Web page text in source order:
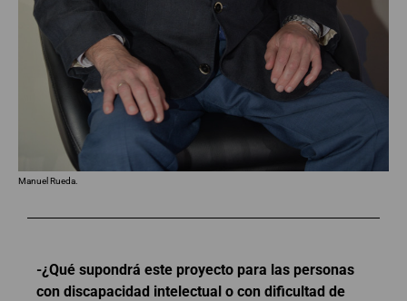
Manuel Rueda.
-¿Qué supondrá este proyecto para las personas
con discapacidad intelectual o con dificultad de